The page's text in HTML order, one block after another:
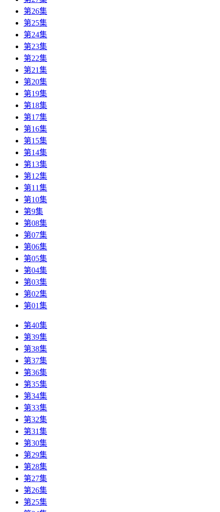
第26集
第25集
第24集
第23集
第22集
第21集
第20集
第19集
第18集
第17集
第16集
第15集
第14集
第13集
第12集
第11集
第10集
第9集
第08集
第07集
第06集
第05集
第04集
第03集
第02集
第01集
第40集
第39集
第38集
第37集
第36集
第35集
第34集
第33集
第32集
第31集
第30集
第29集
第28集
第27集
第26集
第25集